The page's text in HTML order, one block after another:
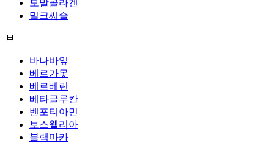
모발콜라겐
밀크씨슬
ㅂ
바나바잎
베르가못
베르베린
베타글루칸
벤포티아민
보스웰리아
블랙마카